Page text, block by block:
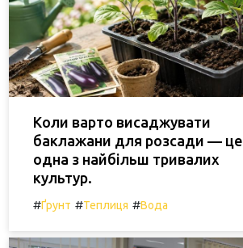
Коли варто висаджувати
баклажани для розсади — це
одна з найбільш тривалих
культур.
#Ґрунт #Теплиця #Вода